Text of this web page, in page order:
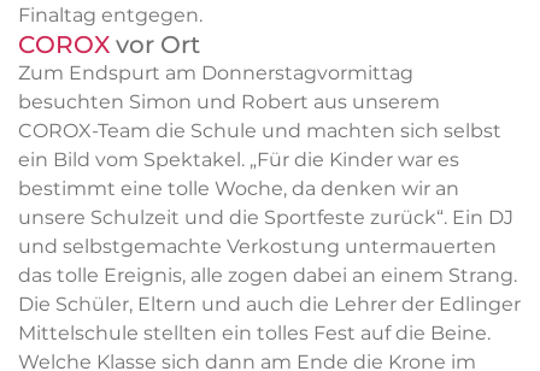
Finaltag entgegen.
COROX vor Ort
Zum Endspurt am Donnerstagvormittag
besuchten Simon und Robert aus unserem
COROX-Team die Schule und machten sich selbst
ein Bild vom Spektakel. „Für die Kinder war es
bestimmt eine tolle Woche, da denken wir an
unsere Schulzeit und die Sportfeste zurück“. Ein DJ
und selbstgemachte Verkostung untermauerten
das tolle Ereignis, alle zogen dabei an einem Strang.
Die Schüler, Eltern und auch die Lehrer der Edlinger
Mittelschule stellten ein tolles Fest auf die Beine.
Welche Klasse sich dann am Ende die Krone im